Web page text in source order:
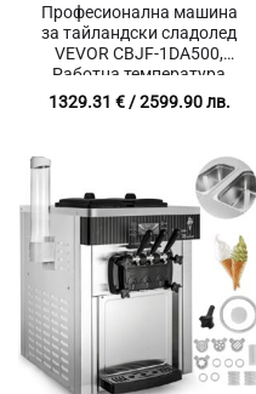
Професионална машина
за тайландски сладолед
VEVOR CBJF-1DA500,
Работна температура
-40°C, Неръждаема
стомана
1329.31 €/ 2599.90 лв.